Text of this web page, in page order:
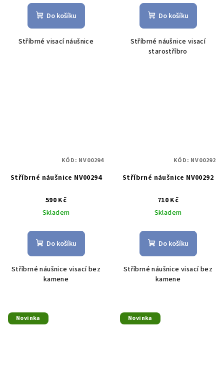
Do košíku
Stříbrné visací náušnice
Do košíku
Stříbrné náušnice visací
starostříbro
Stříbrné náušnice NV00294
590 Kč
Skladem
Do košíku
Stříbrné náušnice visací bez
kamene
KÓD: NV00294
Stříbrné náušnice NV00292
710 Kč
Skladem
Do košíku
Stříbrné náušnice visací bez
kamene
KÓD: NV00292
Novinka Novinka